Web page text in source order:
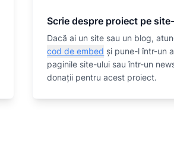
Scrie despre proiect pe
Dacă ai un site sau un blog,
cod de embed și pune-l într-un
paginile site-ului sau într-un
donații pentru acest proiect.